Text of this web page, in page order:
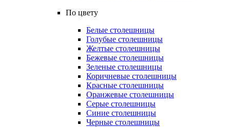
По цвету
Белые столешницы
Голубые столешницы
Желтые столешницы
Бежевые столешницы
Зеленые столешницы
Коричневые столешницы
Красные столешницы
Оранжевые столешницы
Серые столешницы
Синие столешницы
Черные столешницы